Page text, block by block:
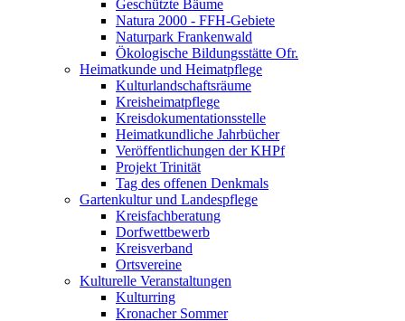
Geschützte Bäume
Natura 2000 - FFH-Gebiete
Naturpark Frankenwald
Ökologische Bildungsstätte Ofr.
Heimatkunde und Heimatpflege
Kulturlandschaftsräume
Kreisheimatpflege
Kreisdokumentationsstelle
Heimatkundliche Jahrbücher
Veröffentlichungen der KHPf
Projekt Trinität
Tag des offenen Denkmals
Gartenkultur und Landespflege
Kreisfachberatung
Dorfwettbewerb
Kreisverband
Ortsvereine
Kulturelle Veranstaltungen
Kulturring
Kronacher Sommer